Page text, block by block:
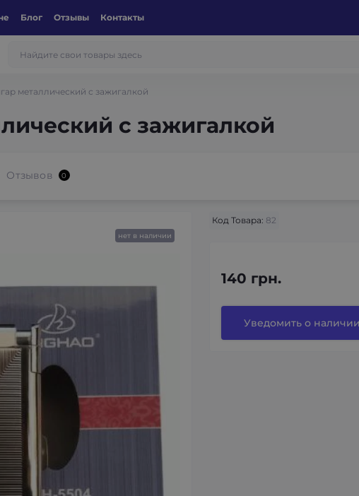
Блог Отзывы Контакты
металлический с зажигалкой
с зажигалкой
Отзывов 0
нет в наличии
Код Товара: 82
140 грн.
Уведомить о